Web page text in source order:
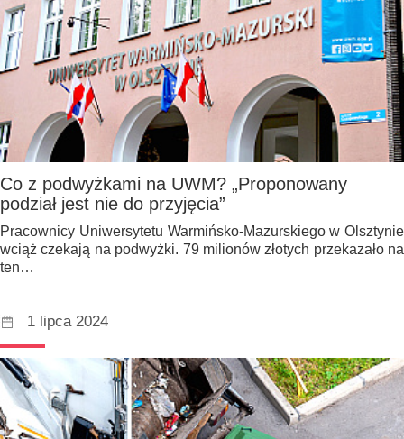
Co z podwyżkami na UWM? „Proponowany
podział jest nie do przyjęcia”
Pracownicy Uniwersytetu Warmińsko-Mazurskiego w Olsztynie
wciąż czekają na podwyżki. 79 milionów złotych przekazało na
ten…
1 lipca 2024